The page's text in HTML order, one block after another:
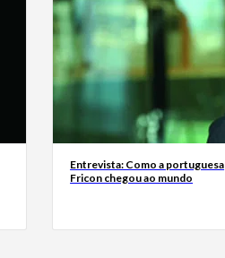
Entrevista: Como a portuguesa
Fricon chegou ao mundo